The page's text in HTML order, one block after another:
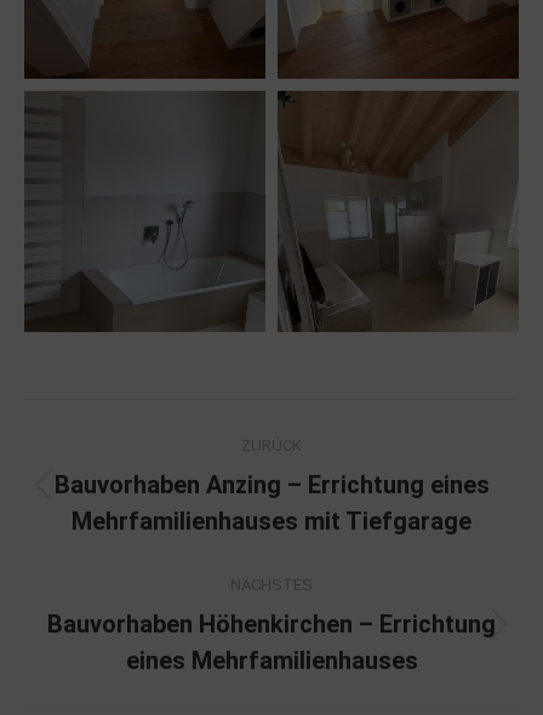
navigation
ZURÜCK
Previous
project:
Bauvorhaben Anzing – Errichtung eines
Mehrfamilienhauses mit Tiefgarage
NÄCHSTES
Next
project:
Bauvorhaben Höhenkirchen – Errichtung
eines Mehrfamilienhauses